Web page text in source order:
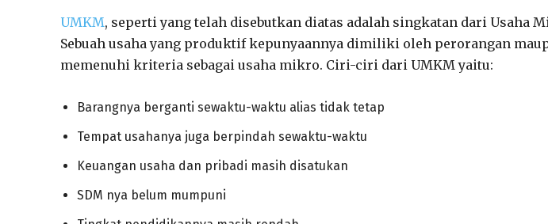
UMKM, seperti yang telah disebutkan diatas adalah singkatan dari Usaha
Sebuah usaha yang produktif kepunyaannya dimiliki oleh perorangan
memenuhi kriteria sebagai usaha mikro. Ciri-ciri dari UMKM yaitu:
Barangnya berganti sewaktu-waktu alias tidak tetap
Tempat usahanya juga berpindah sewaktu-waktu
Keuangan usaha dan pribadi masih disatukan
SDM nya belum mumpuni